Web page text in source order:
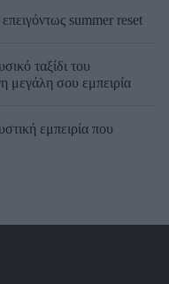
επειγόντως summer reset
ταξίδι του
μεγάλη σου εμπειρία
εμπειρία που